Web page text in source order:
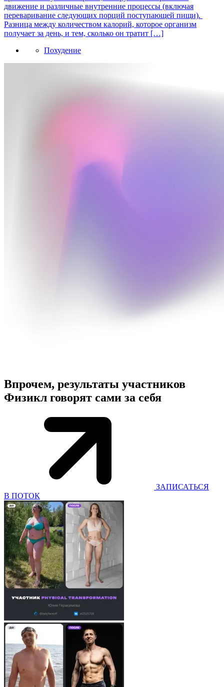
движение и различные внутренние процессы (включая
переваривание следующих порций поступающей пищи).
Разница между количеством калорий, которое организм
получает за день, и тем, сколько он тратит […]
Похудение
Впрочем, результаты участников
Физикл говорят сами за себя
ЗАПИСАТЬСЯ
В ПОТОК